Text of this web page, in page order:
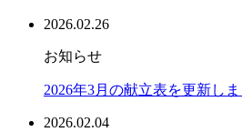
2026.02.26
お知らせ
2026年3月の献立表を更新し
2026.02.04